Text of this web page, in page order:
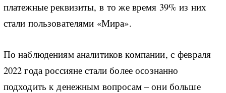
платежные реквизиты, в то же время 39% из них
стали пользователями «Мира».
По наблюдениям аналитиков компании, с февраля
2022 года россияне стали более осознанно
подходить к денежным вопросам – они больше